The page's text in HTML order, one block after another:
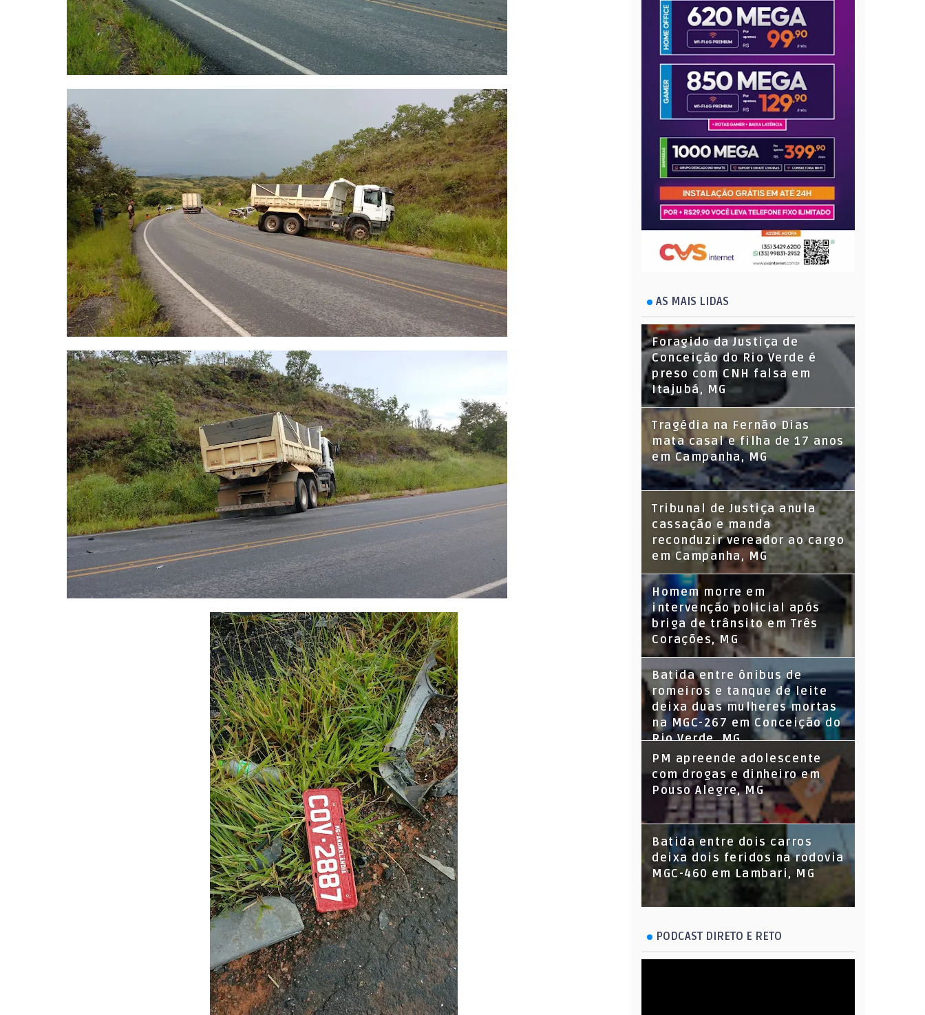
AS MAIS LIDAS
Foragido da Justiça de
Conceição do Rio Verde é
preso com CNH falsa em
Itajubá, MG
Tragédia na Fernão Dias
mata casal e filha de 17 anos
em Campanha, MG
Tribunal de Justiça anula
cassação e manda
reconduzir vereador ao cargo
em Campanha, MG
Homem morre em
intervenção policial após
briga de trânsito em Três
Corações, MG
Batida entre ônibus de
romeiros e tanque de leite
deixa duas mulheres mortas
na MGC-267 em Conceição do
Rio Verde, MG
PM apreende adolescente
com drogas e dinheiro em
Pouso Alegre, MG
Batida entre dois carros
deixa dois feridos na rodovia
MGC-460 em Lambari, MG
PODCAST DIRETO E RETO